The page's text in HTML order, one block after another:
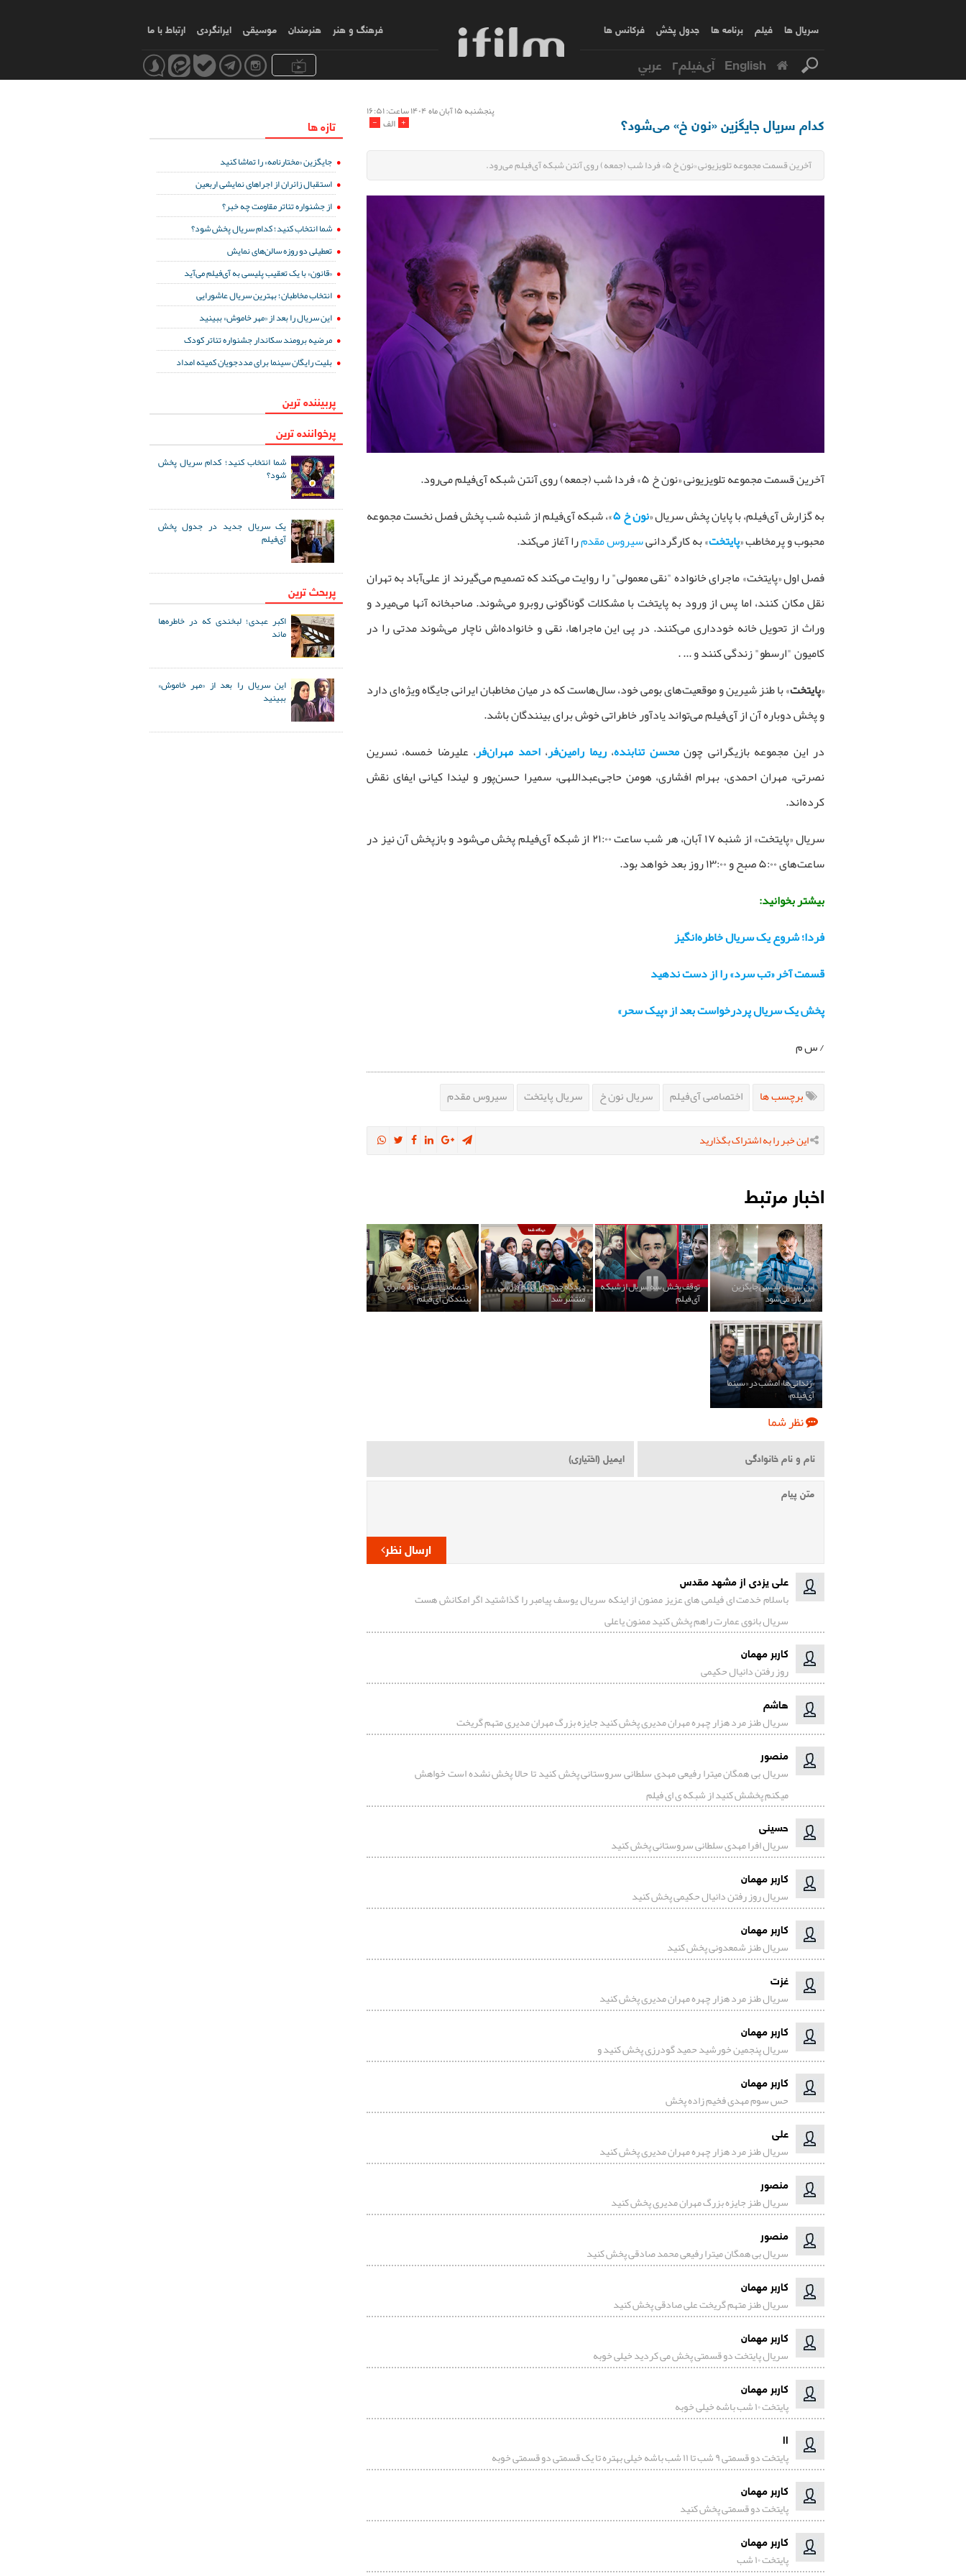
سریال ها فیلم برنامه ها جدول پخش فرکانس ها فرهنگ و هنر هنرمندان موسیقی ایرانگردی ارتباط با ما
English آی‌فیلم۲ عربي
پنجشنبه ۱۵ آبان ماه ۱۴۰۴ ساعت: ۱۶:۵۱
- الف + کدام سریال جایگزین «نون خ» می‌شود؟
آخرین قسمت مجموعه تلویزیونی «نون خ ۵» فردا شب (جمعه) روی آنتن شبکه آی‌فیلم می‌رود.
آخرین قسمت مجموعه تلویزیونی «نون خ ۵» فردا شب (جمعه) روی آنتن شبکه آی‌فیلم می‌رود.
به گزارش آی‌فیلم، با پایان پخش سریال «نون خ ۵ »، شبکه آی‌فیلم از شنبه شب پخش فصل نخست مجموعه
محبوب و پرمخاطب «پایتخت» به کارگردانیسیروس مقدمرا آغاز می‌کند.
فصل اول «پایتخت» ماجرای خانواده "نقی معمولی" را روایت می‌کند که تصمیم می‌گیرند از علی‌آباد به تهران
نقل مکان کنند، اما پس از ورود به پایتخت با مشکلات گوناگونی روبرو می‌شوند. صاحبخانه آنها می‌میرد و
وراث از تحویل خانه خودداری می‌کنند. در پی این ماجراها، نقی و خانواده‌اش ناچار می‌شوند مدتی را در
کامیون "ارسطو" زندگی کنند و ... .
«پایتخت» با طنز شیرین و موقعیت‌های بومی خود، سال‌هاست که در میان مخاطبان ایرانی جایگاه ویژه‌ای دارد
و پخش دوباره آن از آی‌فیلم می‌تواند یادآور خاطراتی خوش برای بینندگان باشد.
در این مجموعه بازیگرانی چونمحسن تنابنده،ریما رامین‌فر،احمد مهران‌فر، علیرضا خمسه، نسرین
نصرتی، مهران احمدی، بهرام افشاری، هومن حاجی‌عبداللهی، سمیرا حسن‌پور و لیندا کیانی ایفای نقش
کرده‌اند.
سریال «پایتخت» از شنبه ۱۷ آبان، هر شب ساعت ۲۱:۰۰ از شبکه آی‌فیلم پخش می‌شود و بازپخش آن نیز در
ساعت‌های ۵:۰۰ صبح و ۱۳:۰۰ روز بعد خواهد بود.
بیشتر بخوانید:
فردا؛ شروع یک سریال خاطره‌انگیز
قسمت آخر «تب سرد» را از دست ندهید
پخش یک سریال پردرخواست بعد از «پیک سحر»
/ س م
برچسب ها اختصاصی آی‌فیلم سریال نون خ سریال پایتخت سیروس مقدم
این خبر را به اشتراک بگذارید
اخبار مرتبط
این سریال پلیسی جایگزین
«سرباز» می‌شود
توقف پخش سه سریال از شبکه
آی‌فیلم
دیدگاه جدید آی‌فیلم فارسی
منتشر شد
اختصاصی: «قاب خاطره» برای
بینندگان آی‌فیلم
«زندانی‌ها» امشب در «سینما
آی‌فیلم»
نظر شما
ارسال نظر
علی یزدی از مشهد مقدس
باسلام خدمت ای فیلمی های عزیز ممنون از اینکه سریال یوسف پیامبر را گذاشتید اگر امکانش هست
سریال بانوی عمارت راهم پخش کنید ممنون یاعلی
کاربر مهمان
روز رفتن دانیال حکیمی
هاشم
سریال طنز مرد هزار چهره مهران مدیری پخش کنید جایزه بزرگ مهران مدیری متهم گریخت
منصور
سریال بی همگان میترا رفیعی مهدی سلطانی سروستانی پخش کنید تا حالا پخش نشده است خواهش
میکنم پخشش کنید از شبکه ی ای فیلم
حسینی
سریال افرا مهدی سلطانی سروستانی پخش کنید
کاربر مهمان
سریال روز رفتن دانیال حکیمی پخش کنید
کاربر مهمان
سریال طنز شمعدونی پخش کنید
غزت
سریال طنز مرد هزار چهره مهران مدیری پخش کنید
کاربر مهمان
سریال پنجمین خورشید حمید گودرزی پخش کنید و
کاربر مهمان
حس سوم مهدی فخیم زاده پخش
علی
سریال طنز مرد هزار چهره مهران مدیری پخش کنید
منصور
سریال طنز جایزه بزرگ مهران مدیری پخش کنید
منصور
سریال بی همگان میترا رفیعی محمد صادقی پخش کنید
کاربر مهمان
سریال طنز متهم گریخت علی صادقی پخش کنید
کاربر مهمان
سریال پایتخت دو قسمتی پخش می کردید خیلی خوبه
کاربر مهمان
پایتخت ۱۰ شب باشه خیلی خوبه
اا
پایتخت دو قسمتی ۹ شب تا ۱۱ شب باشه خیلی بهتره تا یک قسمتی دو قسمتی خوبه
کاربر مهمان
پایتخت دو قسمتی پخش کنید
کاربر مهمان
پایتخت ۱۰ شب
تازه ها
جایگزین «مختارنامه» را تماشا کنید
استقبال زائران از اجراهای نمایشی اربعین
از جشنواره تئاتر مقاومت چه خبر؟
شما انتخاب کنید؛ کدام سریال پخش شود؟
تعطیلی دو روزه سالن‌های نمایش
«قانون» با یک تعقیب پلیسی به آی‌فیلم می‌آید
انتخاب مخاطبان؛ بهترین سریال عاشورایی
این سریال را بعد از «مهر خاموش» ببینید
مرضیه برومند سکاندار جشنواره تئاتر کودک
بلیت رایگان سینما برای مددجویان کمیته امداد
پربیننده ترین
پرخواننده ترین
شما انتخاب کنید؛ کدام سریال پخش
شود؟
یک سریال جدید در جدول پخش
آی‌فیلم
پربحث ترین
اکبر عبدی؛ لبخندی که در خاطره‌ها
ماند
این سریال را بعد از «مهر خاموش»
ببینید